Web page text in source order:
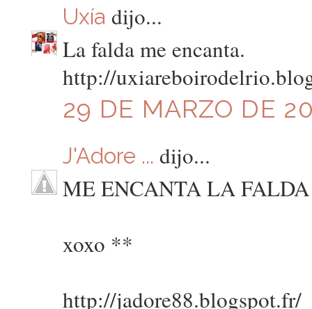
Uxía dijo...
La falda me encanta.
http://
29 DE MARZO DE
J'Adore ... dijo...
ME ENCANTA LA
xoxo **
http://jadore88.blogspot.fr/